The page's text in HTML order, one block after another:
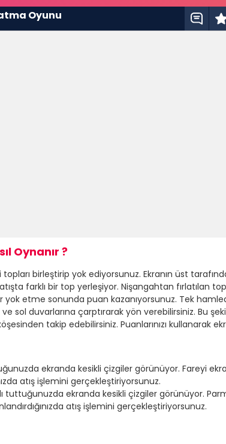
Oyunu
Oynanır ?
birleştirip yok ediyorsunuz. Ekranın üst
farklı bir top yerleşiyor. Nişangahtan fırlatılan
etme sonunda puan kazanıyorsunuz. Tek
sol duvarlarına çarptırarak yön verebilirsiniz. Bu
takip edebilirsiniz. Puanlarınızı kullanarak
ekranda kesikli çizgiler görünüyor. Fareyi
atış işlemini gerçekleştiriyorsunuz.
tuttuğunuzda ekranda kesikli çizgiler görünüyor.
atış işlemini gerçekleştiriyorsunuz.